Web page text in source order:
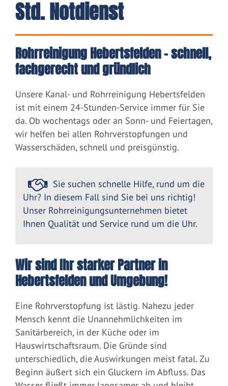
Std. Notdienst
Rohrreinigung Hebertsfelden – schnell,
fachgerecht und gründlich
Unsere Kanal- und Rohrreinigung Hebertsfelden
ist mit einem 24-Stunden-Service immer für Sie
da. Ob wochentags oder an Sonn- und Feiertagen,
wir helfen bei allen Rohrverstopfungen und
Wasserschäden, schnell und preisgünstig.
Sie suchen schnelle Hilfe, rund um die
Uhr? In diesem Fall sind Sie bei uns richtig!
Unser Rohrreinigungsunternehmen bietet
Ihnen Qualität und Service rund um die Uhr.
Wir sind Ihr starker Partner in
Hebertsfelden und Umgebung!
Eine Rohrverstopfung ist lästig. Nahezu jeder
Mensch kennt die Unannehmlichkeiten im
Sanitärbereich, in der Küche oder im
Hauswirtschaftsraum. Die Gründe sind
unterschiedlich, die Auswirkungen meist fatal. Zu
Beginn äußert sich ein Gluckern im Abfluss. Das